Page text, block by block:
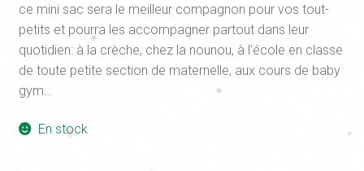
30,00€.18,00€.
ce mini sac sera le meilleur compagnon pour vos tout-
petits et pourra les accompagner partout dans leur
quotidien: à la crèche, chez la nounou, à l’école en classe
de toute petite section de maternelle, aux cours de baby
gym…
En stock